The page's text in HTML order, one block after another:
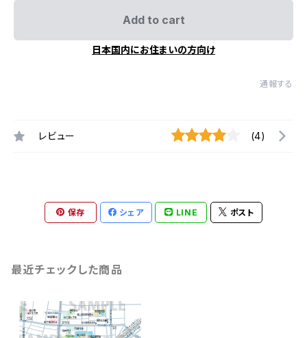
Add to cart
日本国内にお住まいの方向け
通報する
レビュー (4)
保存 シェア LINE ポスト
最近チェックした商品